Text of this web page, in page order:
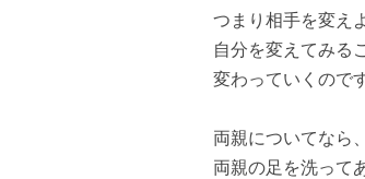
つまり相手を変え
自分を変えてみる
変わっていくのです
両親についてなら
両親の足を洗って